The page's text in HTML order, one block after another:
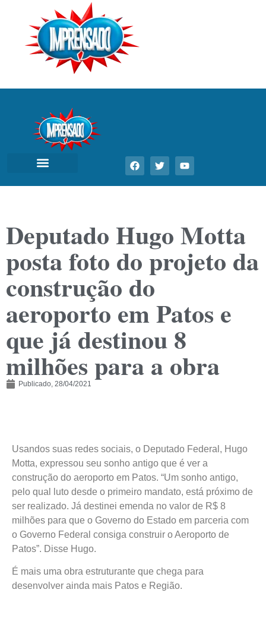
Deputado Hugo Motta
posta foto do projeto da
construção do
aeroporto em Patos e
que já destinou 8
milhões para a obra
Publicado, 28/04/2021
Usandos suas redes sociais, o Deputado Federal, Hugo
Motta, expressou seu sonho antigo que é ver a
construção do aeroporto em Patos. “Um sonho antigo,
pelo qual luto desde o primeiro mandato, está próximo de
ser realizado. Já destinei emenda no valor de R$ 8
milhões para que o Governo do Estado em parceria com
o Governo Federal consiga construir o Aeroporto de
Patos”. Disse Hugo.
É mais uma obra estruturante que chega para
desenvolver ainda mais Patos e Região.